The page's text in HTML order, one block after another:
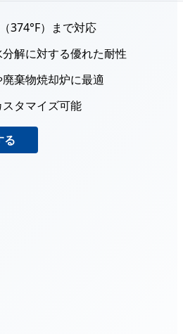
374°F）まで対応
解に対する優れた耐性
棄物焼却炉に最適
タマイズ可能
る